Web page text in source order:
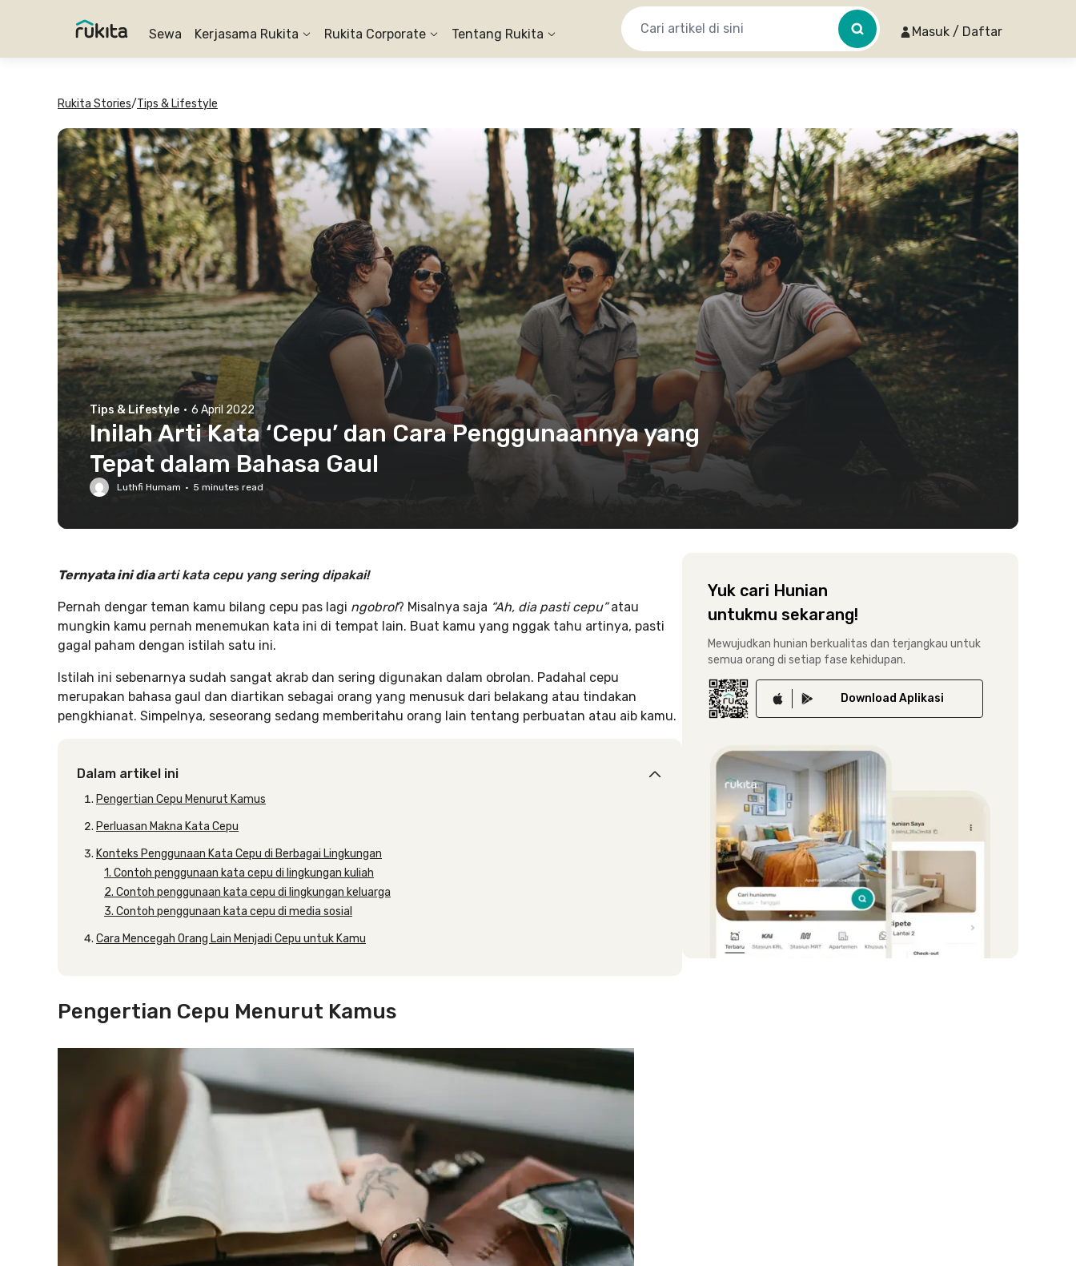
Sewa Kerjasama Rukita Rukita Corporate Tentang Rukita Masuk / Daftar
Rukita Stories/Tips & Lifestyle
Tips & Lifestyle · 6 April 2022
Inilah Arti Kata ‘Cepu’ dan Cara Penggunaannya yang
Tepat dalam Bahasa Gaul
Luthfi Humam · 5 minutes read
Ternyata ini diaarti kata cepu yang sering dipakai!
Pernah dengar teman kamu bilang cepu pas lagi ngobrol? Misalnya saja “Ah, dia pasti cepu”atau
mungkin kamu pernah menemukan kata ini di tempat lain. Buat kamu yang nggak tahu artinya, pasti
gagal paham dengan istilah satu ini.
Istilah ini sebenarnya sudah sangat akrab dan sering digunakan dalam obrolan. Padahal cepu
merupakan bahasa gaul dan diartikan sebagai orang yang menusuk dari belakang atau tindakan
pengkhianat. Simpelnya, seseorang sedang memberitahu orang lain tentang perbuatan atau aib kamu.
Dalam artikel ini
Pengertian Cepu Menurut Kamus
Perluasan Makna Kata Cepu
Konteks Penggunaan Kata Cepu di Berbagai Lingkungan
1. Contoh penggunaan kata cepu di lingkungan kuliah
2. Contoh penggunaan kata cepu di lingkungan keluarga
3. Contoh penggunaan kata cepu di media sosial
Cara Mencegah Orang Lain Menjadi Cepu untuk Kamu
Pengertian Cepu Menurut Kamus
Yuk cari Hunian
untukmu sekarang!
Mewujudkan hunian berkualitas dan terjangkau untuk
semua orang di setiap fase kehidupan.
Download Aplikasi